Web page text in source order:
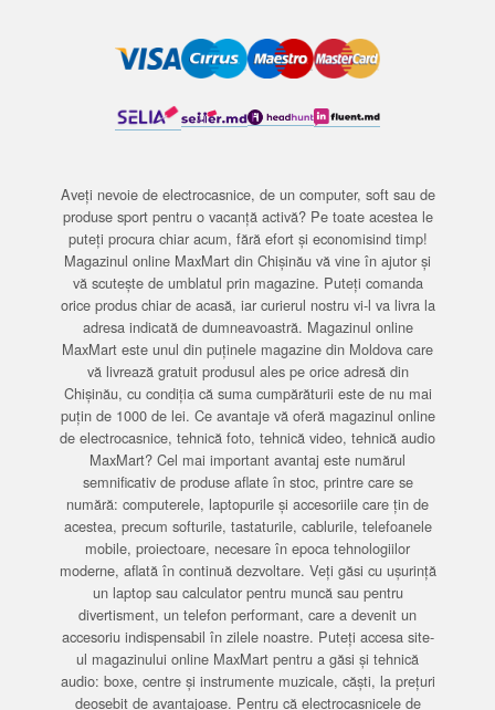
Aveți nevoie de electrocasnice, de un computer, soft sau de
produse sport pentru o vacanță activă? Pe toate acestea le
puteți procura chiar acum, fără efort și economisind timp!
Magazinul online MaxMart din Chișinău vă vine în ajutor și
vă scutește de umblatul prin magazine. Puteți comanda
orice produs chiar de acasă, iar curierul nostru vi-l va livra la
adresa indicată de dumneavoastră. Magazinul online
MaxMart este unul din puținele magazine din Moldova care
vă livrează gratuit produsul ales pe orice adresă din
Chișinău, cu condiția că suma cumpărăturii este de nu mai
puțin de 1000 de lei. Ce avantaje vă oferă magazinul online
de electrocasnice, tehnică foto, tehnică video, tehnică audio
MaxMart? Cel mai important avantaj este numărul
semnificativ de produse aflate în stoc, printre care se
numără: computerele, laptopurile și accesoriile care țin de
acestea, precum softurile, tastaturile, cablurile, telefoanele
mobile, proiectoare, necesare în epoca tehnologiilor
moderne, aflată în continuă dezvoltare. Veți găsi cu ușurință
un laptop sau calculator pentru muncă sau pentru
divertisment, un telefon performant, care a devenit un
accesoriu indispensabil în zilele noastre. Puteți accesa site-
ul magazinului online MaxMart pentru a găsi și tehnică
audio: boxe, centre și instrumente muzicale, căști, la prețuri
deosebit de avantajoase. Pentru că electrocasnicele de